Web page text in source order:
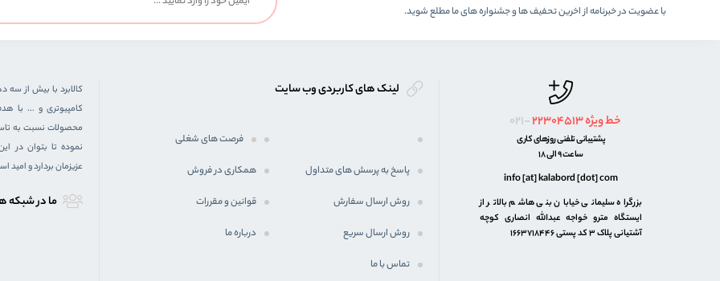
با عضویت در خبرنامه از اخرین تحفیف ها و جشنواره های ما مطلع شوید.
021- خط ویژه22304513
پشتیبانی تلفنی روزهای کاری
ساعت 9 الی 18
info [at] kalabord [dot] com
بزرگراه سلیمانی خیابان بنی هاشم بالاتر از
ایستگاه مترو خواجه عبدالله انصاری کوچه
آشتیانی پلاک ۳ کد پستی ۱۶۶۳۷۱۸۴۴۶
لینک های کاربردی وب سایت
فرصت های شغلی
پاسخ به پرسش های متداول
همکاری در فروش
روش ارسال سفارش
قوانین و مقررات
روش ارسال سریع
درباره ما
تماس با ما
کالابرد با بیش از سه
کامپیوتری و ... با
محصولات نسبت به
نموده تا بتوان در
عزیزمان بردارد و
ما در شبكه